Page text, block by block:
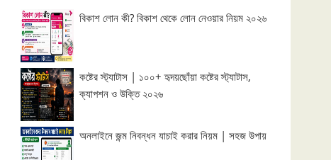
বিকাশ লোন কী? বিকাশ থেকে লোন নেওয়ার নিয়ম ২০২৬
কষ্টের স্ট্যাটাস | ১০০+ হৃদয়ছোঁয়া কষ্টের স্ট্যাটাস,
ক্যাপশন ও উক্তি ২০২৬
অনলাইনে জন্ম নিবন্ধন যাচাই করার নিয়ম | সহজ উপায়